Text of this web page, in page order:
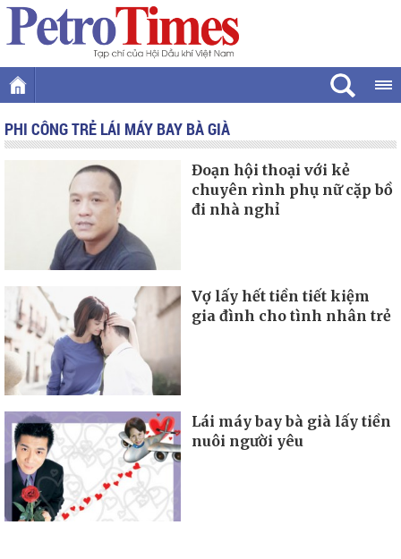
PHI CÔNG TRẺ LÁI MÁY BAY BÀ GIÀ
Đoạn hội thoại với kẻ
chuyên rình phụ nữ cặp bồ
đi nhà nghỉ
Vợ lấy hết tiền tiết kiệm
gia đình cho tình nhân trẻ
Lái máy bay bà già lấy tiền
nuôi người yêu